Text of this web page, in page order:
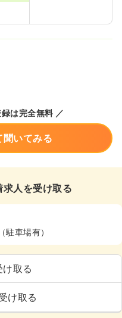
は完全無料 ／
聞いてみる
人を受け取る
車場有）
取る
け取る